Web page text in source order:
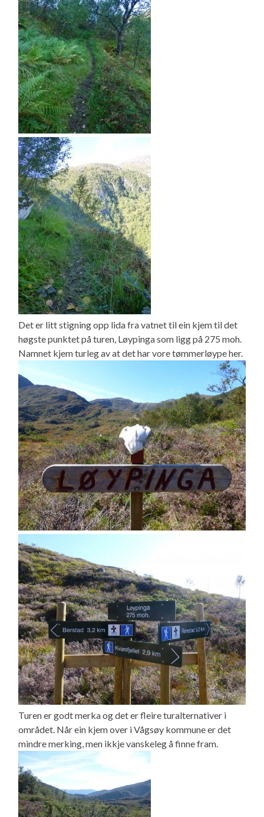
Det er litt stigning opp lida fra vatnet til ein kjem til det
høgste punktet på turen, Løypinga som ligg på 275 moh.
Namnet kjem turleg av at det har vore tømmerløype her.
Turen er godt merka og det er fleire turalternativer i
området. Når ein kjem over i Vågsøy kommune er det
mindre merking, men ikkje vanskeleg å finne fram.